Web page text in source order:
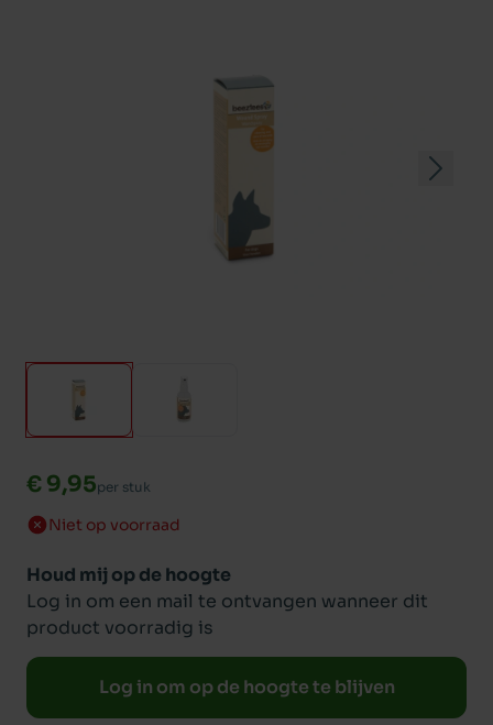
€ 9,95per stuk
Niet op voorraad
Houd mij op de hoogte
Log in om een mail te ontvangen wanneer dit
product voorradig is
Log in om op de hoogte te blijven